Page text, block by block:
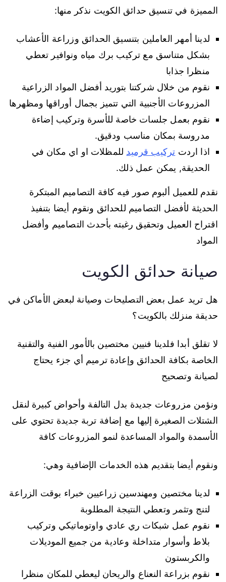
المميزة في تنسيق حدائق الكويت نذكر منها:
لدينا أمهر العاملين بتنسيق الحدائق وزراعة الأعشاب
بشكل متناسق مع تركيب برك مياه ونوافير تعطي
منظرا جذابا
نقوم من خلال شركتنا بتوريد أفضل المواد الزراعية
المزروعات الأجنبية التي تتميز بجمال أوراقها ومظهرها
نقوم بعمل جلسات خاصة للأسرة وتركيب إضاءة
مدروسة بمكان مناسب ودقيق.
اذا اردت تركيب قرميد للمظلات او اي مكان في
الحديقة, يمكن عمل ذلك.
نقدم للعميل ألبوم صور فيه كافة التصاميم المبتكرة
الحديثة لأفضل التصاميم للحدائق ونقوم أيضا بتنفيذ
اقتراح العميل وتحقيق رغبته بأحدث التصاميم وأفضل
المواد
صيانة حدائق الكويت
هل تريد عمل بعض التصليحات وصيانة لبعض الأماكن في
حديقة منزلك بالكويت؟
لا تقلق أبدا فلدينا فنيين مختصين بالأمور الفنية والتقنية
الخاصة بكافة الحدائق وإعادة ترميم أي جزء يحتاج
لصيانة وتصحيح
ونؤمن مزروعات جديدة بدل التالفة وأحواض كبيرة لنقل
الشتلات الصغيرة إليها مع إضافة تربة جديدة تحتوي على
الأسمدة والمواد المساعدة لنمو المزروعات كافة
ونقوم أيضا بتقديم هذه الخدمات الإضافية وهي:
لدينا مختصين ومهندسين زراعيين خبراء بوقت الزراعة
لتنج وتثمر وتعطي النتيجة المطلوبة
نقوم عمل شبكات ري عادي واوتوماتيكي وتركيب
بلاط وأسوار متداخلة وعادية من جميع الموديلات
والكربستون
نقوم بزراعة النعناع والريحان ليعطي للمكان منظرا